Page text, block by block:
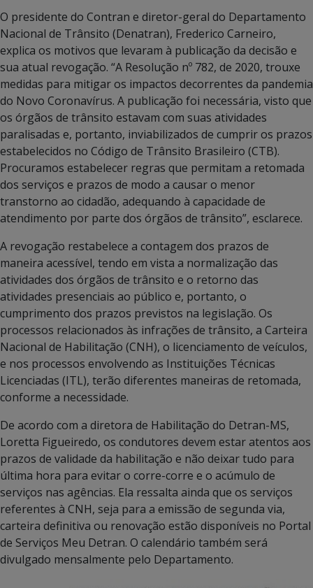
O presidente do Contran e diretor-geral do Departamento
Nacional de Trânsito (Denatran), Frederico Carneiro,
explica os motivos que levaram à publicação da decisão e
sua atual revogação. “A Resolução nº 782, de 2020, trouxe
medidas para mitigar os impactos decorrentes da pandemia
do Novo Coronavírus. A publicação foi necessária, visto que
os órgãos de trânsito estavam com suas atividades
paralisadas e, portanto, inviabilizados de cumprir os prazos
estabelecidos no Código de Trânsito Brasileiro (CTB).
Procuramos estabelecer regras que permitam a retomada
dos serviços e prazos de modo a causar o menor
transtorno ao cidadão, adequando à capacidade de
atendimento por parte dos órgãos de trânsito”, esclarece.
A revogação restabelece a contagem dos prazos de
maneira acessível, tendo em vista a normalização das
atividades dos órgãos de trânsito e o retorno das
atividades presenciais ao público e, portanto, o
cumprimento dos prazos previstos na legislação. Os
processos relacionados às infrações de trânsito, a Carteira
Nacional de Habilitação (CNH), o licenciamento de veículos,
e nos processos envolvendo as Instituições Técnicas
Licenciadas (ITL), terão diferentes maneiras de retomada,
conforme a necessidade.
De acordo com a diretora de Habilitação do Detran-MS,
Loretta Figueiredo, os condutores devem estar atentos aos
prazos de validade da habilitação e não deixar tudo para
última hora para evitar o corre-corre e o acúmulo de
serviços nas agências. Ela ressalta ainda que os serviços
referentes à CNH, seja para a emissão de segunda via,
carteira definitiva ou renovação estão disponíveis no Portal
de Serviços Meu Detran. O calendário também será
divulgado mensalmente pelo Departamento.